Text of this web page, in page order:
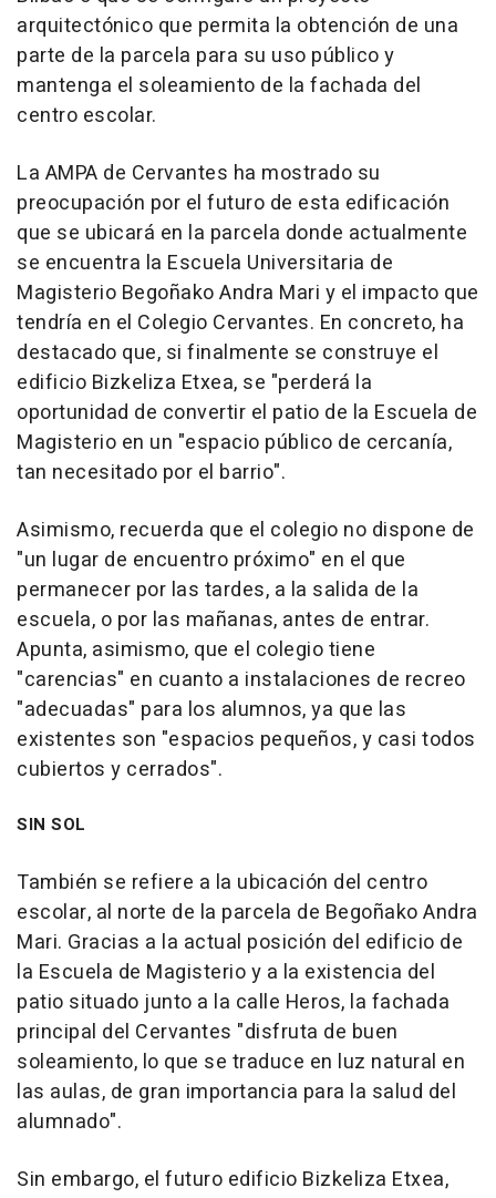
arquitectónico que permita la obtención de una
parte de la parcela para su uso público y
mantenga el soleamiento de la fachada del
centro escolar.
La AMPA de Cervantes ha mostrado su
preocupación por el futuro de esta edificación
que se ubicará en la parcela donde actualmente
se encuentra la Escuela Universitaria de
Magisterio Begoñako Andra Mari y el impacto que
tendría en el Colegio Cervantes. En concreto, ha
destacado que, si finalmente se construye el
edificio Bizkeliza Etxea, se "perderá la
oportunidad de convertir el patio de la Escuela de
Magisterio en un "espacio público de cercanía,
tan necesitado por el barrio".
Asimismo, recuerda que el colegio no dispone de
"un lugar de encuentro próximo" en el que
permanecer por las tardes, a la salida de la
escuela, o por las mañanas, antes de entrar.
Apunta, asimismo, que el colegio tiene
"carencias" en cuanto a instalaciones de recreo
"adecuadas" para los alumnos, ya que las
existentes son "espacios pequeños, y casi todos
cubiertos y cerrados".
SIN SOL
También se refiere a la ubicación del centro
escolar, al norte de la parcela de Begoñako Andra
Mari. Gracias a la actual posición del edificio de
la Escuela de Magisterio y a la existencia del
patio situado junto a la calle Heros, la fachada
principal del Cervantes "disfruta de buen
soleamiento, lo que se traduce en luz natural en
las aulas, de gran importancia para la salud del
alumnado".
Sin embargo, el futuro edificio Bizkeliza Etxea,